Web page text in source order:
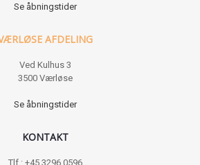
Se åbningstider
AFDELING
Ved Kulhus 3
3500 Værløse
Se åbningstider
KONTAKT
Tlf : +45 3296 0596